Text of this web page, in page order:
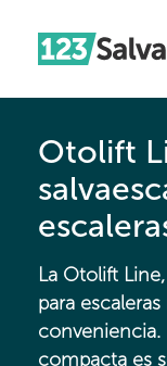
Otolift
La Otolift
para
conveniencia.
compacta es